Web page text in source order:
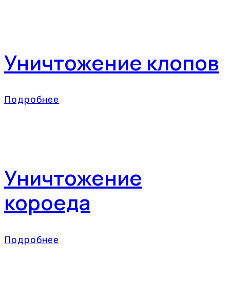
Уничтожение клопов
Подробнее
Уничтожение
короеда
Подробнее